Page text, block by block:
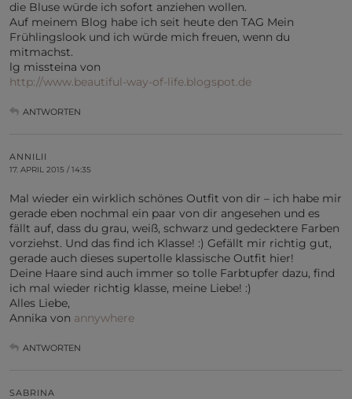
die Bluse würde ich sofort anziehen wollen.
Auf meinem Blog habe ich seit heute den TAG Mein
Frühlingslook und ich würde mich freuen, wenn du
mitmachst.
lg missteina von
http://www.beautiful-way-of-life.blogspot.de
ANTWORTEN
ANNILII
17. APRIL 2015 / 14:35
Mal wieder ein wirklich schönes Outfit von dir – ich habe mir
gerade eben nochmal ein paar von dir angesehen und es
fällt auf, dass du grau, weiß, schwarz und gedecktere Farben
vorziehst. Und das find ich Klasse! :) Gefällt mir richtig gut,
gerade auch dieses supertolle klassische Outfit hier!
Deine Haare sind auch immer so tolle Farbtupfer dazu, find
ich mal wieder richtig klasse, meine Liebe! :)
Alles Liebe,
Annika von annywhere
ANTWORTEN
SABRINA